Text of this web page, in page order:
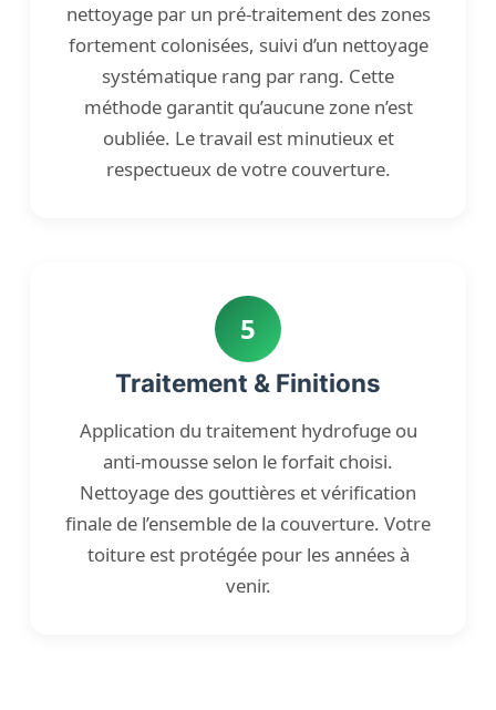
nettoyage par un pré-traitement des zones
fortement colonisées, suivi d’un nettoyage
systématique rang par rang. Cette
méthode garantit qu’aucune zone n’est
oubliée. Le travail est minutieux et
respectueux de votre couverture.
5
Traitement & Finitions
Application du traitement hydrofuge ou
anti-mousse selon le forfait choisi.
Nettoyage des gouttières et vérification
finale de l’ensemble de la couverture. Votre
toiture est protégée pour les années à
venir.